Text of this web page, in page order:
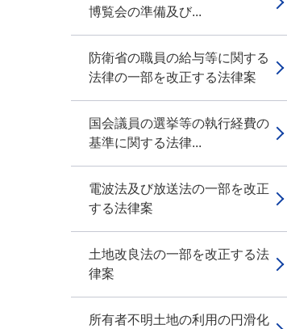
博覧会の準備及び...
防衛省の職員の給与等に関する
法律の一部を改正する法律案
国会議員の選挙等の執行経費の
基準に関する法律...
電波法及び放送法の一部を改正
する法律案
土地改良法の一部を改正する法
律案
所有者不明土地の利用の円滑化